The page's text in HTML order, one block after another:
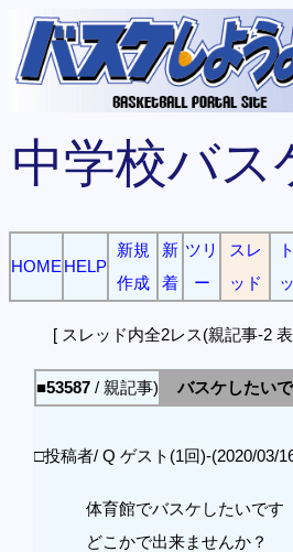
中学校バス
HOME HELP
新規
作成
新
着
ツリ
ー
スレ
ッド
[ スレッド内全2レス(親記事-2
■53587 / 親記事)
バスケしたい
□投稿者/ Q ゲスト(1回)-(2020/03/
体育館でバスケしたいです
どこかで出来ませんか？